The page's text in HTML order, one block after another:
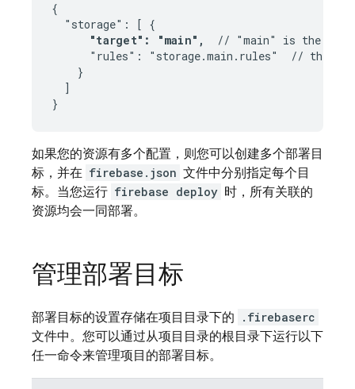
{
  "storage": [ {
"target": "main",
// "main" is the
"rules": "storage.main.rules"  // the
    }
  ]
}
如果您的资源有多个配置，则您可以创建多个部署目
标，并在 firebase.json 文件中分别指定每个目
标。当您运行 firebase deploy 时，所有关联的
资源均会一同部署。
管理部署目标
部署目标的设置存储在项目目录下的 .firebaserc
文件中。您可以通过从项目目录的根目录下运行以下
任一命令来管理项目的部署目标。